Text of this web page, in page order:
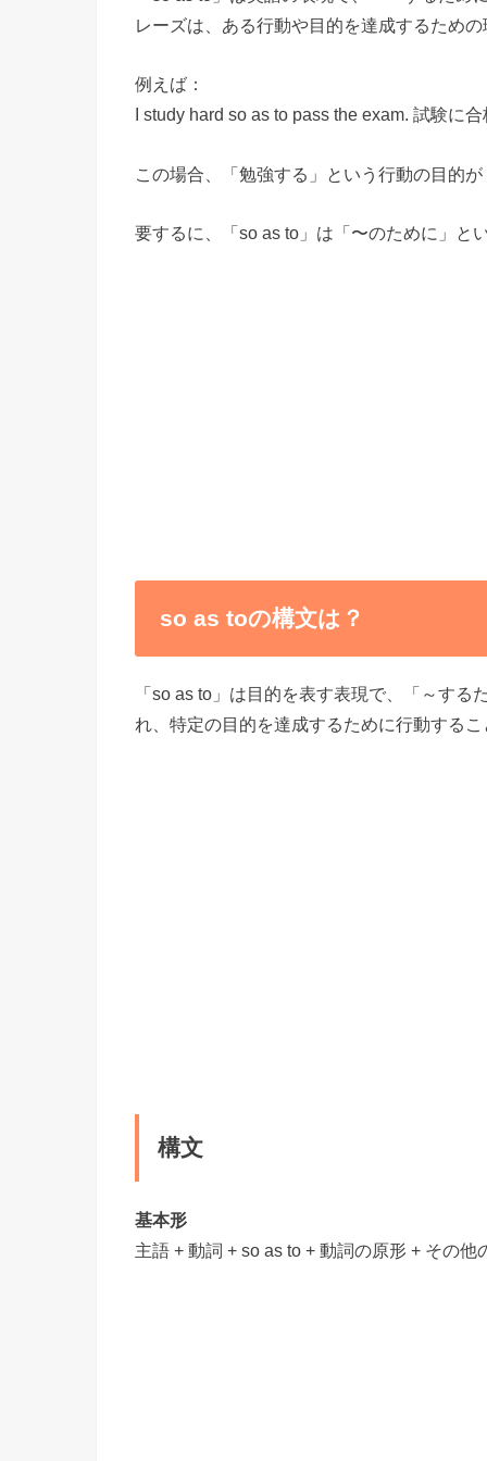
レーズは、ある行動や目的を達成するため
例えば：
I study hard so as to pass the exam. 試験に
この場合、「勉強する」という行動の目的
要するに、「so as to」は「〜のために」と
so as toの構文は？
「so as to」は目的を表す表現で、「～す
れ、特定の目的を達成するために行動する
構文
基本形
主語 + 動詞 + so as to + 動詞の原形 + その他